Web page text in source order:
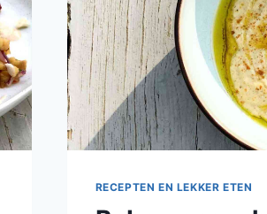
RECEPTEN EN LEKKER ETEN